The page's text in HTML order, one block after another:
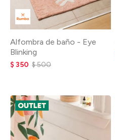
Alfombra de baño - Eye
Blinking
$ 350 $500